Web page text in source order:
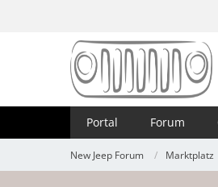
Portal Forum
New Jeep Forum Marktplatz